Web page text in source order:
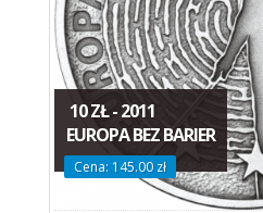
10 ZŁ - 2011
EUROPA BEZ BARIER
Cena: 145.00 zł